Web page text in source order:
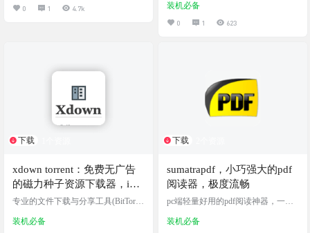
0 1 4.7k
很用心地写好每一篇文章，经过昨
天线下面基之后，计划了几个月的
己所有生活地时间都挤满（Work Lif
e Balance！） 今天是小黑给大家分
享地第一篇文章，说实在很久没写
软推文了，本来找了…
装机必备
0 1 623
下载
xdown torrent：免费无广告
的磁力种子资源下载器，idm
/ BitTorrent 的合成体
专业的文件下载与分享工具(BitTorre
装机必备
下载
sumatrapdf，小巧强大的pdf
阅读器，极度流畅
pc端轻量好用的pdf阅读神器，一款
装机必备